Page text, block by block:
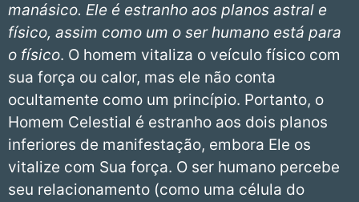
manásico. Ele é estranho aos planos astral e
físico, assim como um o ser humano está para
o físico. O homem vitaliza o veículo físico com
sua força ou calor, mas ele não conta
ocultamente como um princípio. Portanto, o
Homem Celestial é estranho aos dois planos
inferiores de manifestação, embora Ele os
vitalize com Sua força. O ser humano percebe
seu relacionamento (como uma célula do